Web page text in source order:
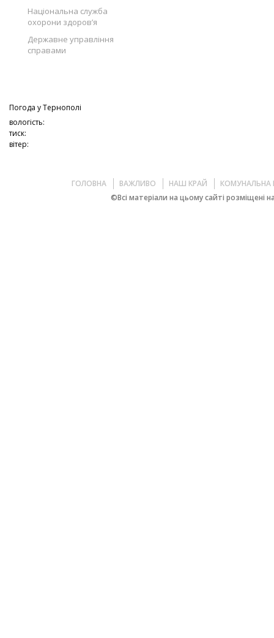
Національна служба
охорони здоров’я
Державне управління
справами
Погода уТернополі
вологість:
тиск:
вітер:
ГОЛОВНА ВАЖЛИВО НАШ КРАЙ
КОМУНАЛЬНА
©Всі матеріали на цьому сайті розміщені